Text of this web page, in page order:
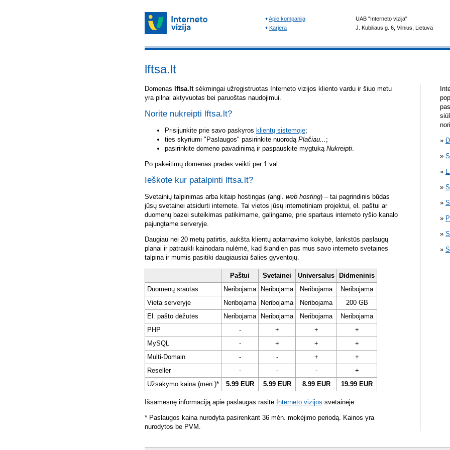
lftsa.lt
Domenas lftsa.ltsėkmingai užregistruotas Interneto vizijos kliento vardu ir šiuo metu
yra pilnai aktyvuotas bei paruoštas naudojimui.
Norite nukreipti lftsa.lt?
Prisijunkite prie savo paskyros klientų sistemoje;
ties skyriumi "Paslaugos" pasirinkite nuorodą Plačiau... ;
pasirinkite domeno pavadinimą ir paspauskite mygtuką Nukreipti.
Po pakeitimų domenas pradės veikti per 1 val.
Ieškote kur patalpinti lftsa.lt?
Svetainių talpinimas arba kitaip hostingas (angl. web hosting) – tai pagrindinis būdas
jūsų svetainei atsidurti internete. Tai vietos jūsų internetiniam projektui, el. paštui ar
duomenų bazei suteikimas patikimame, galingame, prie spartaus interneto ryšio kanalo
pajungtame serveryje.
Daugiau nei 20 metų patirtis, aukšta klientų aptarnavimo kokybė, lankstūs paslaugų
planai ir patraukli kainodara nulėmė, kad šiandien pas mus savo interneto svetaines
talpina ir mumis pasitiki daugiausiai šalies gyventojų.
Paštui Svetainei Universalus
Didmeninis
Duomenų srautas
Neribojama Neribojama Neribojama
Neribojama
Vieta serveryje
Neribojama Neribojama Neribojama
200 GB
El. pašto dėžutės
Neribojama Neribojama Neribojama
Neribojama
PHP
- + +
+
MySQL
- + +
+
Multi-Domain
- - +
+
Reseller
- - -
+
Užsakymo kaina (mėn.)*
5.99 EUR 5.99 EUR 8.99 EUR 19.99 EUR
Išsamesnę informaciją apie paslaugas rasite Interneto vizijos svetainėje.
* Paslaugos kaina nurodyta pasirenkant 36 mėn. mokėjimo periodą. Kainos yra
nurodytos be PVM.